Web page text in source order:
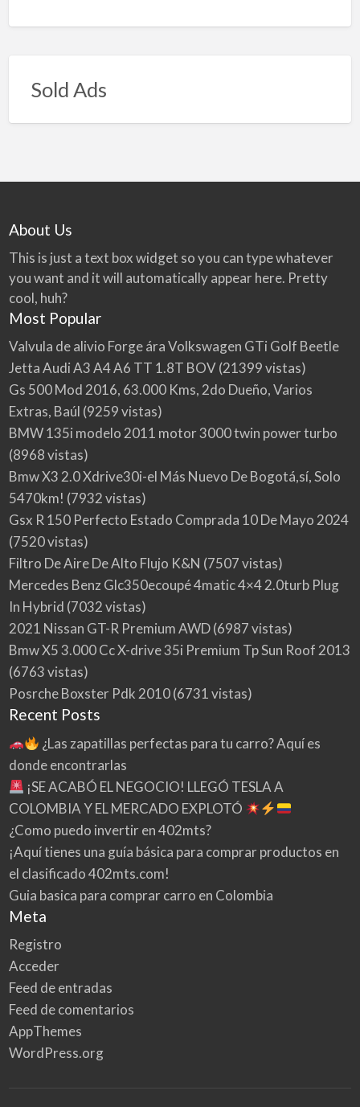
Sold Ads
About Us
This is just a text box widget so you can type whatever
you want and it will automatically appear here. Pretty
cool, huh?
Most Popular
Valvula de alivio Forge ára Volkswagen GTi Golf Beetle
Jetta Audi A3 A4 A6 TT 1.8T BOV(21399 vistas)
Gs 500 Mod 2016, 63.000 Kms, 2do Dueño, Varios
Extras, Baúl (9259 vistas)
BMW 135i modelo 2011 motor 3000 twin power turbo
(8968 vistas)
Bmw X3 2.0 Xdrive30i-el Más Nuevo De Bogotá,sí, Solo
5470km! (7932 vistas)
Gsx R 150 Perfecto Estado Comprada 10 De Mayo 2024
(7520 vistas)
Filtro De Aire De Alto Flujo K&N (7507 vistas)
Mercedes Benz Glc350ecoupé 4matic 4×4 2.0turb Plug
In Hybrid (7032 vistas)
2021 Nissan GT-R Premium AWD(6987 vistas)
Bmw X5 3.000 Cc X-drive 35i Premium Tp Sun Roof 2013
(6763 vistas)
Posrche Boxster Pdk 2010(6731 vistas)
Recent Posts
¿Las zapatillas perfectas para tu carro? Aquí es
donde encontrarlas
¡SE ACABÓ EL NEGOCIO! LLEGÓ TESLA A
COLOMBIA Y EL MERCADO EXPLOTÓ
¿Como puedo invertir en 402mts?
¡Aquí tienes una guía básica para comprar productos en
el clasificado 402mts.com!
Guia basica para comprar carro en Colombia
Meta
Registro
Acceder
Feed de entradas
Feed de comentarios
AppThemes
WordPress.org